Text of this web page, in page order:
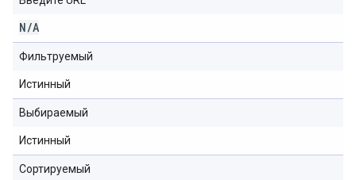
N/A
Фильтруемый
Истинный
Выбираемый
Истинный
Сортируемый